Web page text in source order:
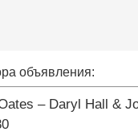
объявления:
– Daryl Hall &